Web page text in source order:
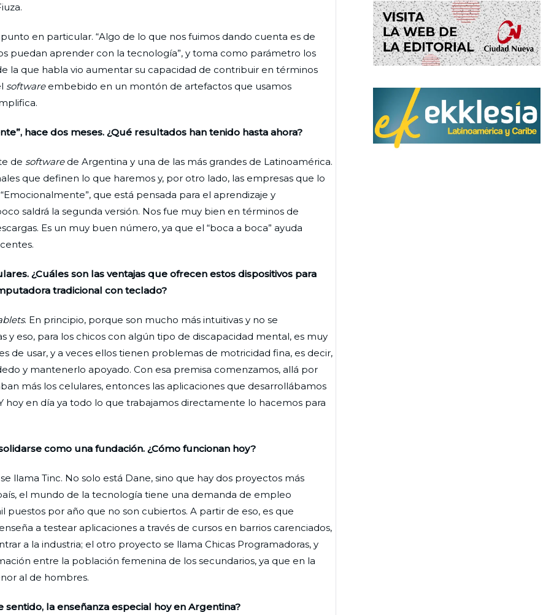
en particular. “Algo de lo que nos fuimos dando cuenta es de
puedan aprender con la tecnología”, y toma como parámetro los
la que habla vio aumentar su capacidad de contribuir en términos
softwareembebido en un montón de artefactos que usamos
hace dos meses. ¿Qué resultados han tenido hasta ahora?
de softwarede Argentina y una de las más grandes de Latinoamérica.
que definen lo que haremos y, por otro lado, las empresas que lo
que está pensada para el aprendizaje y
saldrá la segunda versión. Nos fue muy bien en términos de
Es un muy buen número, ya que el “boca a boca” ayuda
¿Cuáles son las ventajas que ofrecen estos dispositivos para
tradicional con teclado?
. En principio, porque son mucho más intuitivas y no se
y eso, para los chicos con algún tipo de discapacidad mental, es muy
de usar, y a veces ellos tienen problemas de motricidad fina, es decir,
y mantenerlo apoyado. Con esa premisa comenzamos, allá por
más los celulares, entonces las aplicaciones que desarrollábamos
hoy en día ya todo lo que trabajamos directamente lo hacemos para
como una fundación. ¿Cómo funcionan hoy?
llama Tinc. No solo está Dane, sino que hay dos proyectos más
el mundo de la tecnología tiene una demanda de empleo
por año que no son cubiertos. A partir de eso, es que
a testear aplicaciones a través de cursos en barrios carenciados,
a la industria; el otro proyecto se llama Chicas Programadoras, y
entre la población femenina de los secundarios, ya que en la
al de hombres.
sentido, la enseñanza especial hoy en Argentina?